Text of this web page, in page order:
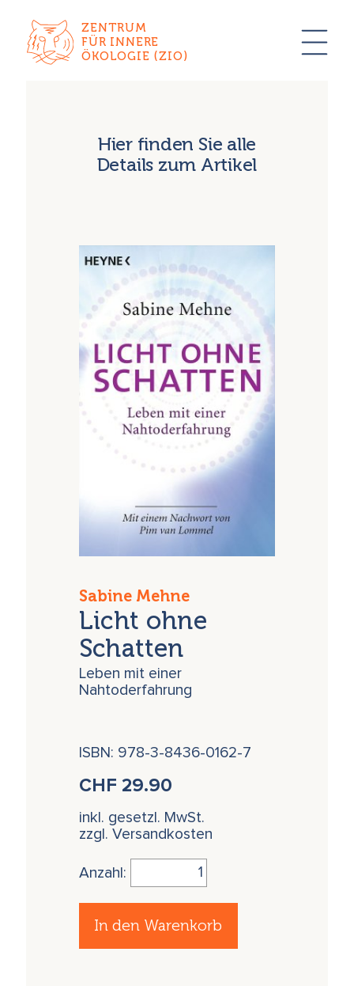
ZENTRUM
FÜR INNERE
ÖKOLOGIE (ZIO)
Hier finden Sie alle
Details zum Artikel
Sabine Mehne
Licht ohne
Schatten
Leben mit einer
Nahtoderfahrung
ISBN: 978-3-8436-0162-7
CHF29.90
inkl. gesetzl. MwSt.
zzgl. Versandkosten
Anzahl:
In den Warenkorb